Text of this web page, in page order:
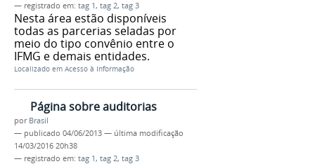
— registrado em: tag 1, tag 2, tag 3
Nesta área estão disponíveis
todas as parcerias seladas por
meio do tipo convênio entre o
IFMG e demais entidades.
Localizado em Acesso à Informação
Página sobre auditorias
por Brasil
— publicado 04/06/2013 — última modificação
14/03/2016 20h38
— registrado em: tag 1, tag 2, tag 3